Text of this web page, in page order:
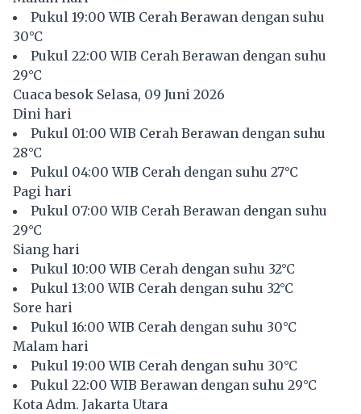
Pukul 19:00 WIB Cerah Berawan dengan suhu
30°C
Pukul 22:00 WIB Cerah Berawan dengan suhu
29°C
Cuaca besok Selasa, 09 Juni 2026
Dini hari
Pukul 01:00 WIB Cerah Berawan dengan suhu
28°C
Pukul 04:00 WIB Cerah dengan suhu 27°C
Pagi hari
Pukul 07:00 WIB Cerah Berawan dengan suhu
29°C
Siang hari
Pukul 10:00 WIB Cerah dengan suhu 32°C
Pukul 13:00 WIB Cerah dengan suhu 32°C
Sore hari
Pukul 16:00 WIB Cerah dengan suhu 30°C
Malam hari
Pukul 19:00 WIB Cerah dengan suhu 30°C
Pukul 22:00 WIB Berawan dengan suhu 29°C
Kota Adm. Jakarta Utara